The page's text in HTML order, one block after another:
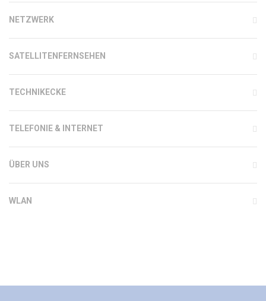
NETZWERK
SATELLITENFERNSEHEN
TECHNIKECKE
TELEFONIE & INTERNET
ÜBER UNS
WLAN